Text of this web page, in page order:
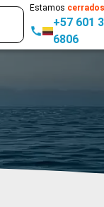
Estamos cerrados
+57 601
6806